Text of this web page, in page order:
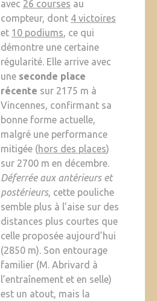
avec 26 courses au
compteur, dont 4 victoires
et 10 podiums, ce qui
démontre une certaine
régularité. Elle arrive avec
une seconde place
récente sur 2175 m à
Vincennes, confirmant sa
bonne forme actuelle,
malgré une performance
mitigée (hors des places)
sur 2700 m en décembre.
Déferrée aux antérieurs et
postérieurs, cette pouliche
semble plus à l’aise sur des
distances plus courtes que
celle proposée aujourd’hui
(2850 m). Son entourage
familier (M. Abrivard à
l’entraînement et en selle)
est un atout, mais la